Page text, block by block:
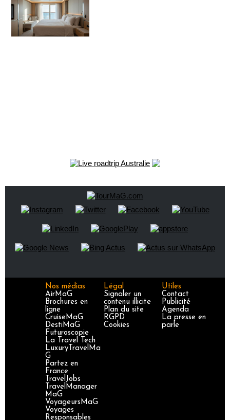
Nos médias
AirMaG
Brochures en
ligne
CruiseMaG
DestiMaG
Futuroscopie
La Travel Tech
LuxuryTravelMa
G
Partez en
France
TravelJobs
TravelManager
MaG
VoyageursMaG
Voyages
Responsables
Légal
Signaler un
contenu illicite
Plan du site
RGPD
Cookies
Utiles
Contact
Publicité
Agenda
La presse en
parle